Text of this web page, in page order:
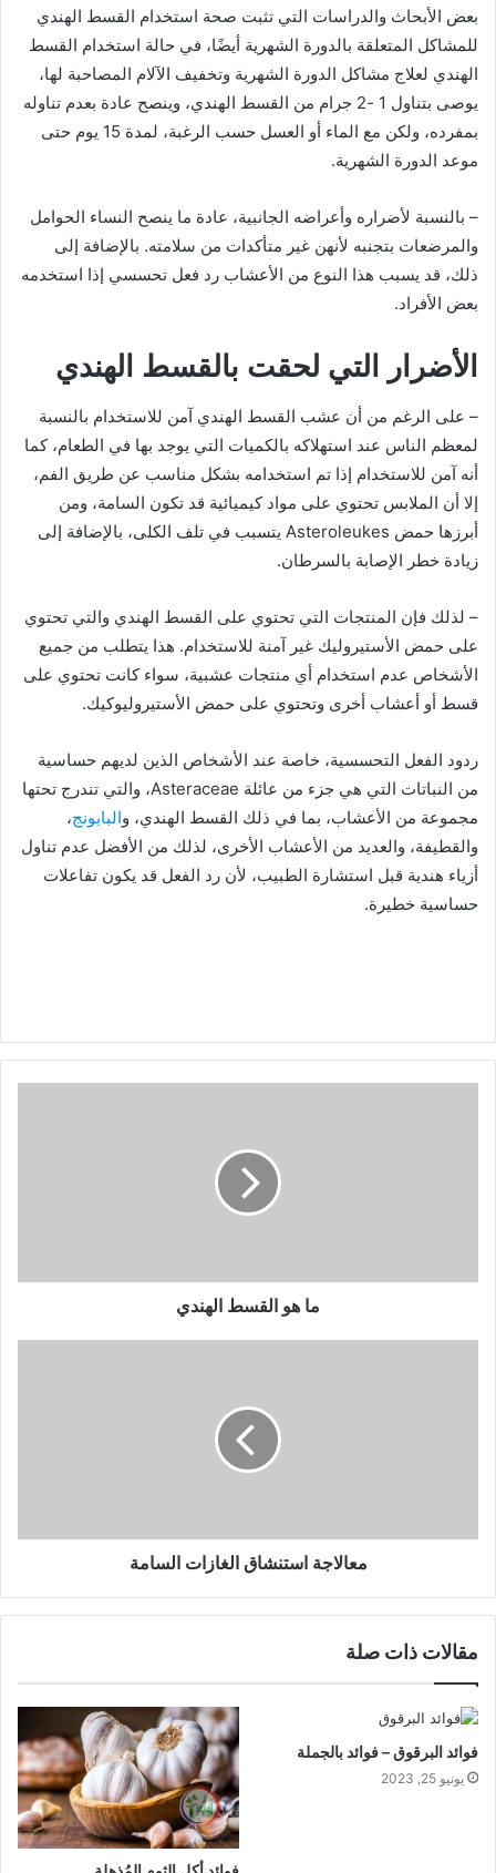
بعض الأبحاث والدراسات التي تثبت صحة استخدام القسط الهندي
للمشاكل المتعلقة بالدورة الشهرية أيضًا، في حالة استخدام القسط
الهندي لعلاج مشاكل الدورة الشهرية وتخفيف الآلام المصاحبة لها،
يوصى بتناول 1 -2 جرام من القسط الهندي، وينصح عادة بعدم تناوله
بمفرده، ولكن مع الماء أو العسل حسب الرغبة، لمدة 15 يوم حتى
موعد الدورة الشهرية.
– بالنسبة لأضراره وأعراضه الجانبية، عادة ما ينصح النساء الحوامل
والمرضعات بتجنبه لأنهن غير متأكدات من سلامته. بالإضافة إلى
ذلك، قد يسبب هذا النوع من الأعشاب رد فعل تحسسي إذا استخدمه
بعض الأفراد.
الأضرار التي لحقت بالقسط الهندي
– على الرغم من أن عشب القسط الهندي آمن للاستخدام بالنسبة
لمعظم الناس عند استهلاكه بالكميات التي يوجد بها في الطعام، كما
أنه آمن للاستخدام إذا تم استخدامه بشكل مناسب عن طريق الفم،
إلا أن الملابس تحتوي على مواد كيميائية قد تكون السامة، ومن
أبرزها حمض Asteroleukes يتسبب في تلف الكلى، بالإضافة إلى
زيادة خطر الإصابة بالسرطان.
– لذلك فإن المنتجات التي تحتوي على القسط الهندي والتي تحتوي
على حمض الأستيروليك غير آمنة للاستخدام. هذا يتطلب من جميع
الأشخاص عدم استخدام أي منتجات عشبية، سواء كانت تحتوي على
قسط أو أعشاب أخرى وتحتوي على حمض الأستيروليوكيك.
ردود الفعل التحسسية، خاصة عند الأشخاص الذين لديهم حساسية
من النباتات التي هي جزء من عائلة Asteraceae، والتي تندرج تحتها
مجموعة من الأعشاب، بما في ذلك القسط الهندي، والبابونج،
والقطيفة، والعديد من الأعشاب الأخرى، لذلك من الأفضل عدم تناول
أزياء هندية قبل استشارة الطبيب، لأن رد الفعل قد يكون تفاعلات
حساسية خطيرة.
ما هو القسط الهندي
معالاجة استنشاق الغازات السامة
مقالات ذات صلة
فوائد البرقوق – فوائد بالجملة
يونيو 25, 2023